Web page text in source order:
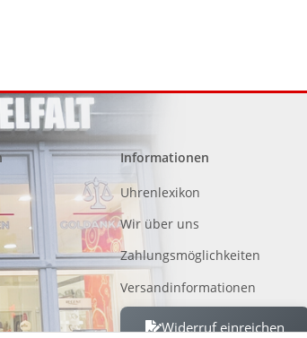
Informationen
Uhrenlexikon
Wir über uns
Zahlungsmöglichkeiten
Versandinformationen
Widerruf einreichen